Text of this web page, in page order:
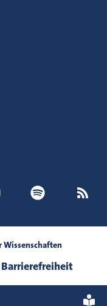
Wissenschaften
Barrierefreiheit